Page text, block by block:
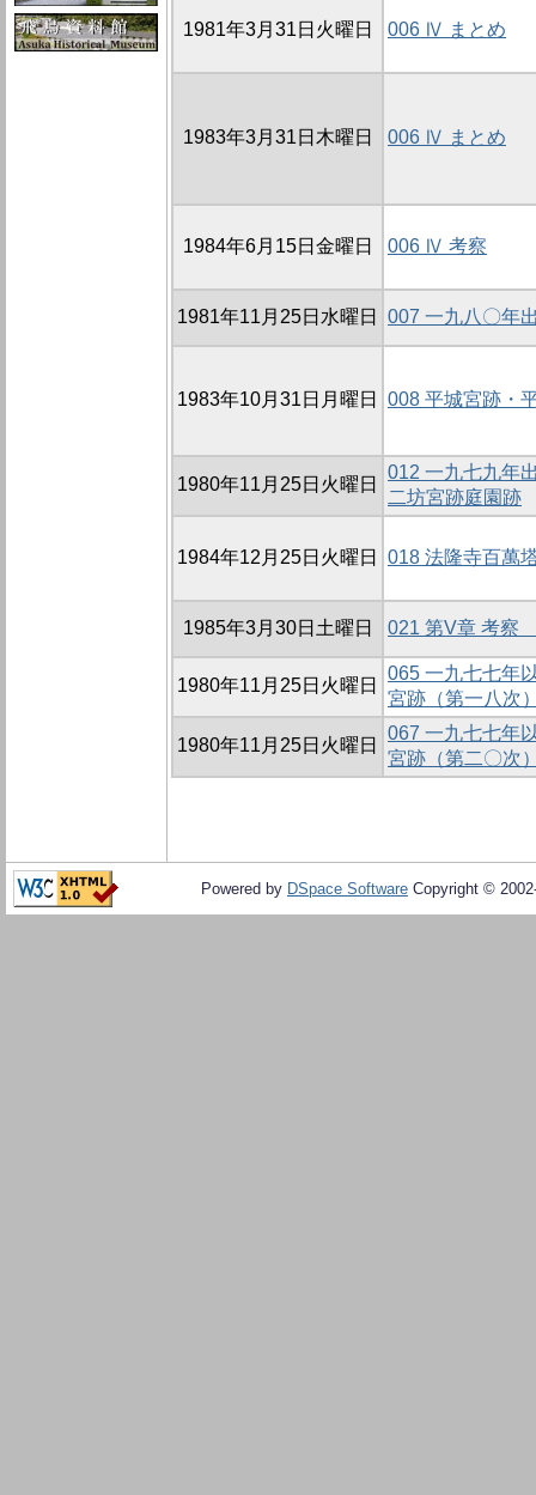
1981年3月31日火曜日 006 Ⅳ まとめ
1983年3月31日木曜日 006 Ⅳ まとめ
1984年6月15日金曜日 006 Ⅳ 考察
1981年11月25日水曜日 007 一九八〇年
1983年10月31日月曜日 008 平城宮跡・
1980年11月25日火曜日
012 一九七九年
二坊宮跡庭園跡
1984年12月25日火曜日 018 法隆寺百萬
1985年3月30日土曜日 021 第V章 考察
1980年11月25日火曜日
065 一九七七年
宮跡（第一八次
1980年11月25日火曜日
067 一九七七年
宮跡（第二〇次
Powered by DSpace Software Copyright ©